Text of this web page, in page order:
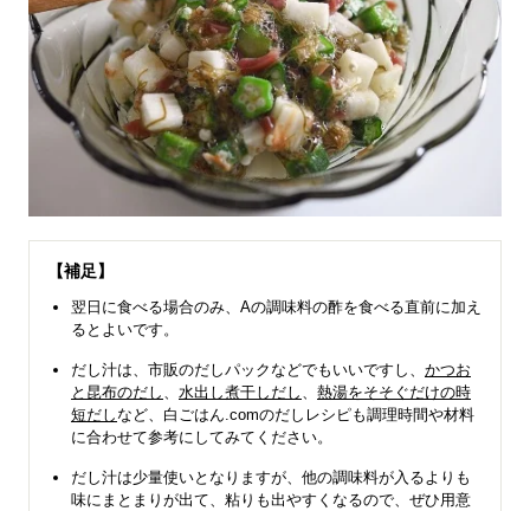
【補足】
翌日に食べる場合のみ、Aの調味料の酢を食べる直前に加え
るとよいです。
だし汁は、市販のだしパックなどでもいいですし、 かつお
と昆布のだし 、 水出し煮干しだし 、 熱湯をそそぐだけの時
短だしなど、白ごはん.comのだしレシピも調理時間や材料
に合わせて参考にしてみてください。
だし汁は少量使いとなりますが、他の調味料が入るよりも
味にまとまりが出て、粘りも出やすくなるので、ぜひ用意